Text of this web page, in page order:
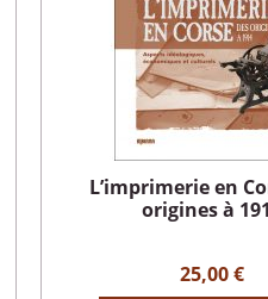
L’imprimerie en
origines à
25,00 €